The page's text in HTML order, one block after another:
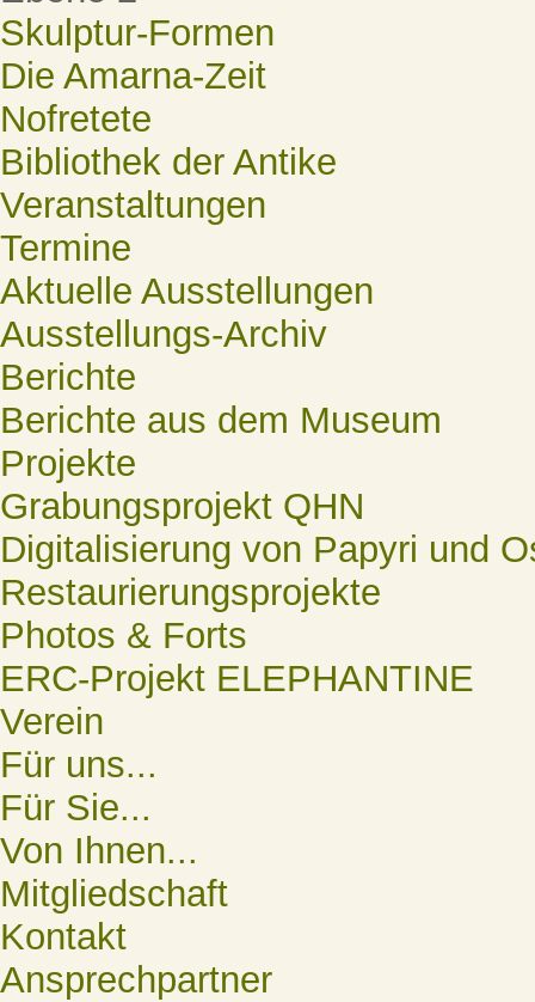
Skulptur-Formen
Die Amarna-Zeit
Nofretete
Bibliothek der Antike
Veranstaltungen
Termine
Aktuelle Ausstellungen
Ausstellungs-Archiv
Berichte
Berichte aus dem Museum
Projekte
Grabungsprojekt QHN
Digitalisierung von Papyri und
Restaurierungsprojekte
Photos & Forts
ERC-Projekt ELEPHANTINE
Verein
Für uns...
Für Sie...
Von Ihnen...
Mitgliedschaft
Kontakt
Ansprechpartner